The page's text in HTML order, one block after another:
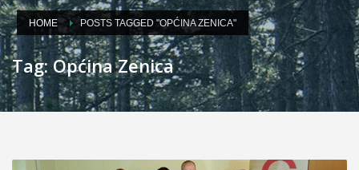
HOME POSTS TAGGED "OPĆINA ZENICA"
Tag: Općina Zenica